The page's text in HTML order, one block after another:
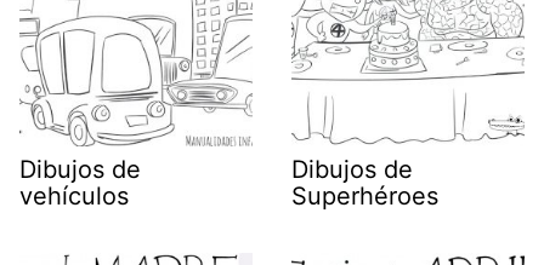
Dibujos de
vehículos
Dibujos de
Superhéroes